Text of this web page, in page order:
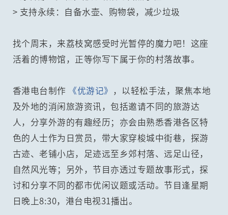
> 支持永续：自备水壶、购物袋，减少垃圾
找个周末，来荔枝窝感受时光暂停的魔力吧！这座
活着的博物馆，正等你写下属于你的村落故事。
香港电台制作 《优游记》 ，以轻松手法，聚焦本地
及外地的消闲旅游资讯，包括邀请不同的旅游达
人，分享外游的有趣经历；亦会由熟悉香港各区特
色的人士作为日赏员，带大家穿梭城中街巷，探游
古迹、老铺小店，足迹远至乡郊村落、远足山径，
自然风光等；另外，节目亦透过专题故事形式，探
讨和分享不同的都市优闲议题或活动。节目逢星期
日晚上8:30，港台电视31播出。